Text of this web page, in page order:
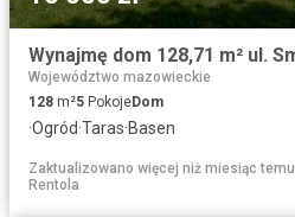
Województwo mazowieckie
128 m²5 PokojeDom
·Ogród·Taras·Basen
Zaktualizowano więcej niż miesiąc temu
Rentola